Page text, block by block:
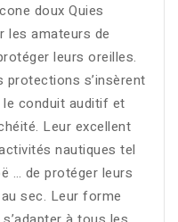
doux Quies
les amateurs de
leurs oreilles.
protections s’insèrent
conduit auditif et
Leur excellent
nautiques tel
… de protéger leurs
sec. Leur forme